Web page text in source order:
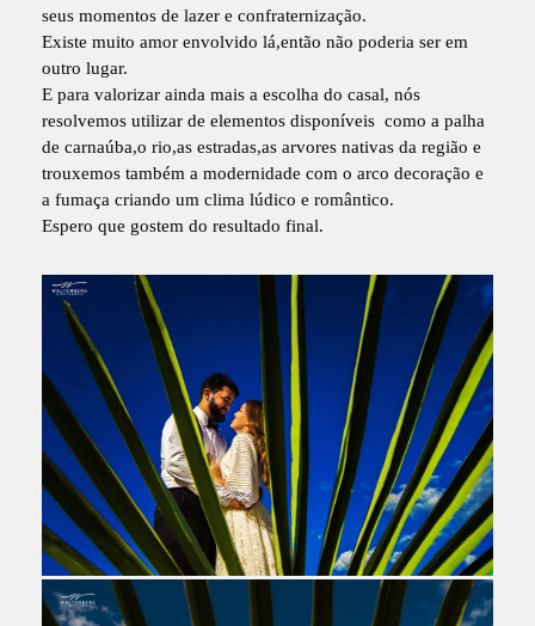
seus momentos de lazer e confraternização.
Existe muito amor envolvido lá,então não poderia ser em
outro lugar.
E para valorizar ainda mais a escolha do casal, nós
resolvemos utilizar de elementos disponíveis como a palha
de carnaúba,o rio,as estradas,as arvores nativas da região e
trouxemos também a modernidade com o arco decoração e
a fumaça criando um clima lúdico e romântico.
Espero que gostem do resultado final.